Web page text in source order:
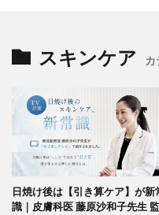
スキンケア
日焼け後は【引き算ケア】が新
識｜皮膚科医 藤原沙和子先生